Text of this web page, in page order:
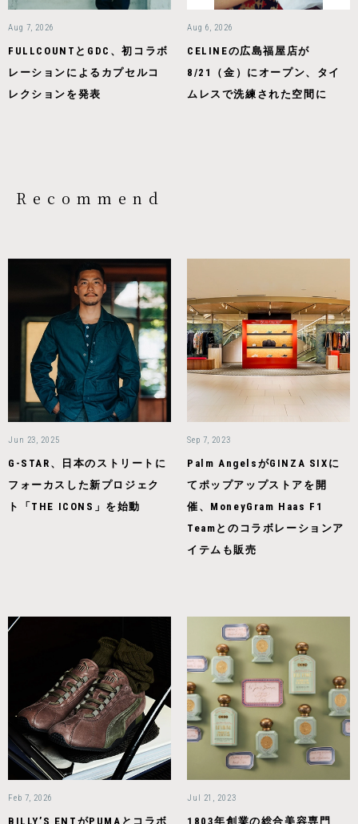
Aug 7, 2026
FULLCOUNTとGDC、初コラボ
レーションによるカプセルコ
レクションを発表
Aug 6, 2026
CELINEの広島福屋店が
8/21（金）にオープン、タイ
ムレスで洗練された空間に
Recommend
Jun 23, 2025
G-STAR、日本のストリートに
フォーカスした新プロジェク
ト「THE ICONS」を始動
Sep 7, 2023
Palm AngelsがGINZA SIXに
てポップアップストアを開
催、MoneyGram Haas F1
Teamとのコラボレーションア
イテムも販売
Feb 7, 2026
BILLY’S ENTがPUMAとコラボ
Jul 21, 2023
1803年創業の総合美容専門